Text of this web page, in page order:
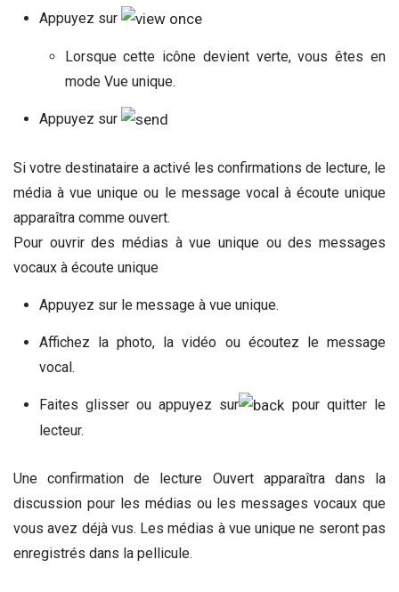
Appuyez sur
Lorsque cette icône devient verte, vous êtes en
mode Vue unique.
Appuyez sur
Si votre destinataire a activé les confirmations de lecture, le
média à vue unique ou le message vocal à écoute unique
apparaîtra comme ouvert.
Pour ouvrir des médias à vue unique ou des messages
vocaux à écoute unique
Appuyez sur le message à vue unique.
Affichez la photo, la vidéo ou écoutez le message
vocal.
Faites glisser ou appuyez sur
pour quitter le
lecteur.
Une confirmation de lecture Ouvert apparaîtra dans la
discussion pour les médias ou les messages vocaux que
vous avez déjà vus. Les médias à vue unique ne seront pas
enregistrés dans la pellicule.